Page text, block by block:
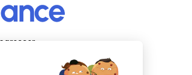
média d’actualité